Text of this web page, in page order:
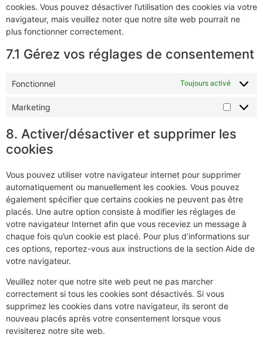
cookies. Vous pouvez désactiver l’utilisation des cookies via votre
navigateur, mais veuillez noter que notre site web pourrait ne
plus fonctionner correctement.
7.1 Gérez vos réglages de consentement
Fonctionnel Toujours activé
Marketing
8. Activer/désactiver et supprimer les
cookies
Vous pouvez utiliser votre navigateur internet pour supprimer
automatiquement ou manuellement les cookies. Vous pouvez
également spécifier que certains cookies ne peuvent pas être
placés. Une autre option consiste à modifier les réglages de
votre navigateur Internet afin que vous receviez un message à
chaque fois qu’un cookie est placé. Pour plus d’informations sur
ces options, reportez-vous aux instructions de la section Aide de
votre navigateur.
Veuillez noter que notre site web peut ne pas marcher
correctement si tous les cookies sont désactivés. Si vous
supprimez les cookies dans votre navigateur, ils seront de
nouveau placés après votre consentement lorsque vous
revisiterez notre site web.